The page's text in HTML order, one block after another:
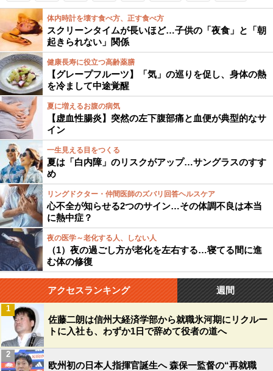
体内時計を壊す食べ方、正す食べ方
スクリーンタイムが長いほど…子供の「夜食」と「朝
起きられない」関係
健康長寿に役立つ高齢薬膳
【グレープフルーツ】「気」の巡りを促し、身体の熱
を冷まして中途覚醒
夏に増えるお腹の病気
【虚血性腸炎】突然の左下腹部痛と血便が典型的なサ
イン
一生見える目をつくる
夏は「白内障」のリスクがアップ…サングラスのすす
め
リングドクター・仲間医師のズバリ回答ヘルスケア
心不全が知らせる2つのサイン…その体調不良は本当
に熱中症？
夜の医学～老化する人、しない人
（1）夜の過ごし方が老化を左右する…寝てる間に進
む体の修復
アクセスランキング 週間
佐藤二朗は信州大経済学部から就職氷河期にリクルー
トに入社も、わずか1日で辞めて役者の道へ
1
欧州初の日本人指揮官誕生へ 森保一監督の“再就職
2